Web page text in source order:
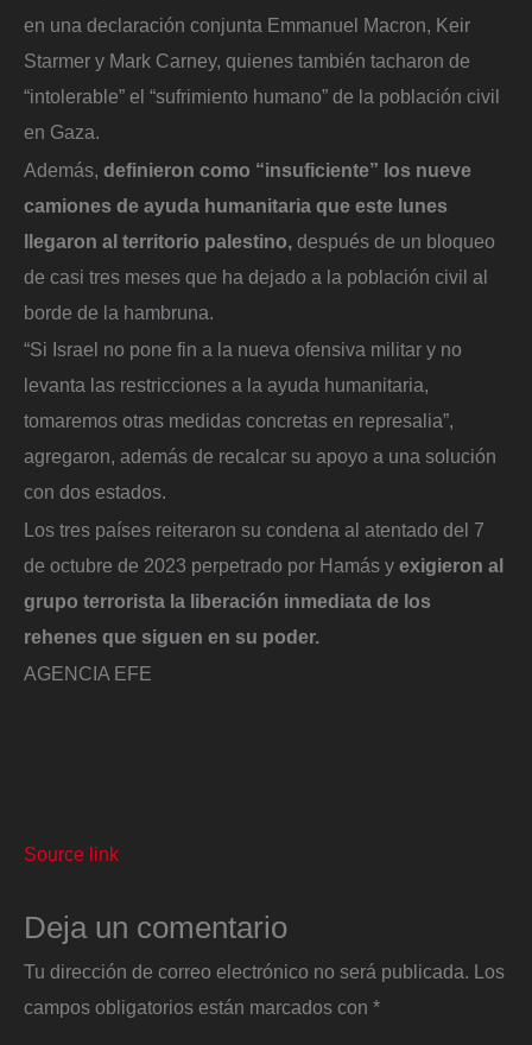
en una declaración conjunta Emmanuel Macron, Keir
Starmer y Mark Carney, quienes también tacharon de
“intolerable” el “sufrimiento humano” de la población civil
en Gaza.
Además, definieron como “insuficiente” los nueve
camiones de ayuda humanitaria que este lunes
llegaron al territorio palestino, después de un bloqueo
de casi tres meses que ha dejado a la población civil al
borde de la hambruna.
“Si Israel no pone fin a la nueva ofensiva militar y no
levanta las restricciones a la ayuda humanitaria,
tomaremos otras medidas concretas en represalia”,
agregaron, además de recalcar su apoyo a una solución
con dos estados.
Los tres países reiteraron su condena al atentado del 7
de octubre de 2023 perpetrado por Hamás y exigieron al
grupo terrorista la liberación inmediata de los
rehenes que siguen en su poder.
AGENCIA EFE
Source link
Deja un comentario
Tu dirección de correo electrónico no será publicada. Los
campos obligatorios están marcados con *